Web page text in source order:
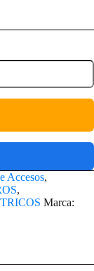
Accesos,
,
Marca: